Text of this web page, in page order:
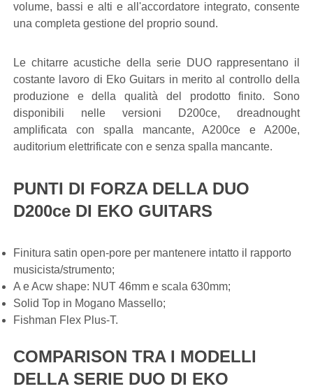
volume, bassi e alti e all'accordatore integrato, consente
una completa gestione del proprio sound.
Le chitarre acustiche della serie DUO rappresentano il
costante lavoro di Eko Guitars in merito al controllo della
produzione e della qualità del prodotto finito. Sono
disponibili nelle versioni D200ce, dreadnought
amplificata con spalla mancante, A200ce e A200e,
auditorium elettrificate con e senza spalla mancante.
PUNTI DI FORZA DELLA DUO
D200ce DI EKO GUITARS
Finitura satin open-pore per mantenere intatto il rapporto
musicista/strumento;
A e Acw shape: NUT 46mm e scala 630mm;
Solid Top in Mogano Massello;
Fishman Flex Plus-T.
COMPARISON TRA I MODELLI
DELLA SERIE DUO DI EKO